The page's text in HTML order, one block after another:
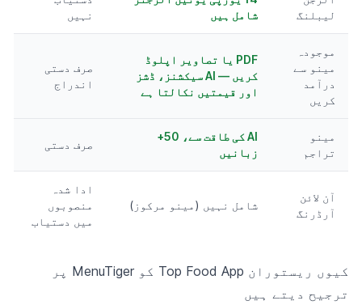
لیبلنگ
شامل ہیں
نہیں
موجودہ
مینو سے
درآمد
کریں
PDF یا تصاویر اپلوڈ
کریں — AI سیکشنز، ڈشز
اور قیمتیں نکالتا ہے
صرف دستی
اندراج
مینو
تراجم
AI کی طاقت سے، 50+
زبانیں
صرف دستی
آن لائن
آرڈرنگ
شامل نہیں (مینو مرکوز)
ادا شدہ
منصوبوں
میں دستیاب
کیوں ریستوران Top Food App کو MenuTiger پر
ترجیح دیتے ہیں